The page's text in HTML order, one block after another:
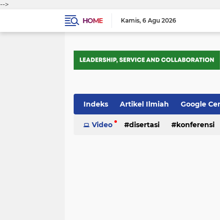
-->
HOME
Kamis 6 Agu 2026
Indeks Artikel Ilmiah Google
Tips Trik Webometrics
Video disertasi konferensi